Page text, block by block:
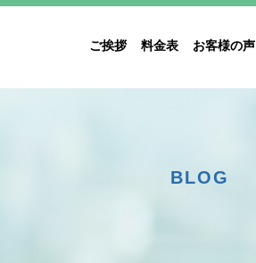
ご挨拶 料金表 お客様の声
BLOG